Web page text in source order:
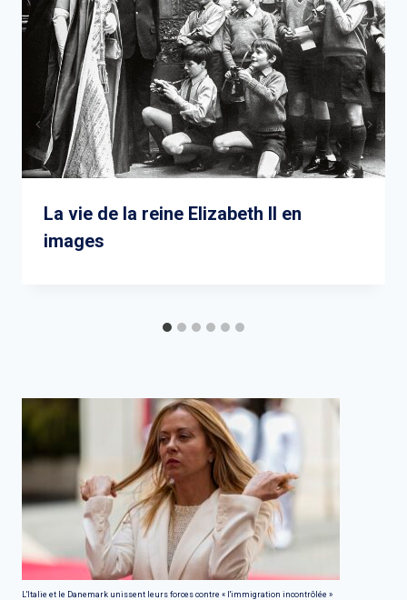
La vie de la reine Elizabeth II en
images
L'Italie et le Danemark unissent leurs forces contre « l'immigration incontrôlée »